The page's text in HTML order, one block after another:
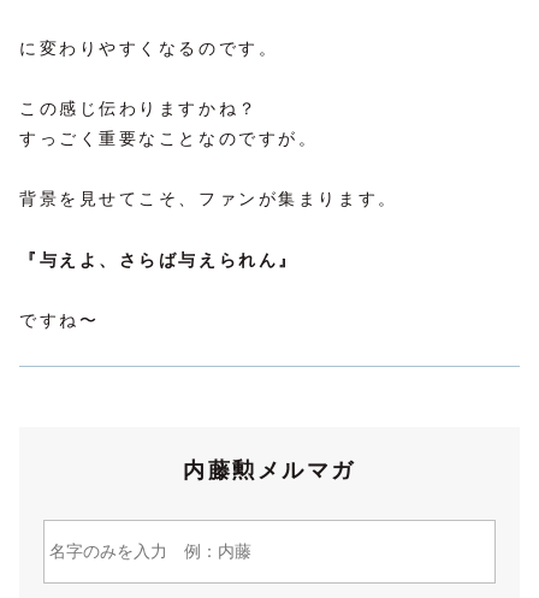
に変わりやすくなるのです。
この感じ伝わりますかね？
すっごく重要なことなのですが。
背景を見せてこそ、ファンが集まります。
『与えよ、さらば与えられん』
ですね〜
内藤勲メルマガ